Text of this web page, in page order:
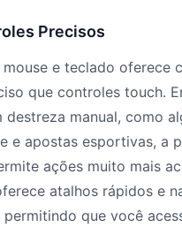
Precisos
mouse e teclado oferece
que controles touch.
destreza manual, como
e apostas esportivas, a
ações muito mais
atalhos rápidos e
que você